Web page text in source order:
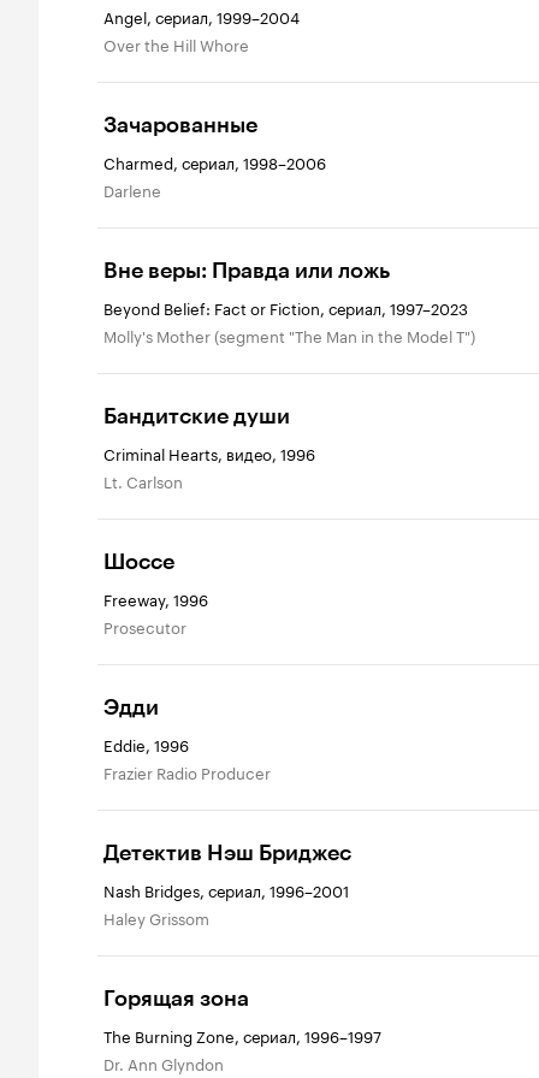
Angel, сериал, 1999–2004
Over the Hill Whore
Зачарованные
Charmed, сериал, 1998–2006
Darlene
Вне веры: Правда или ложь
Beyond Belief: Fact or Fiction, сериал, 1997–2023
Molly's Mother (segment "The Man in the Model T")
Бандитские души
Criminal Hearts, видео, 1996
Lt. Carlson
Шоссе
Freeway, 1996
Prosecutor
Эдди
Eddie, 1996
Frazier Radio Producer
Детектив Нэш Бриджес
Nash Bridges, сериал, 1996–2001
Haley Grissom
Горящая зона
The Burning Zone, сериал, 1996–1997
Dr. Ann Glyndon